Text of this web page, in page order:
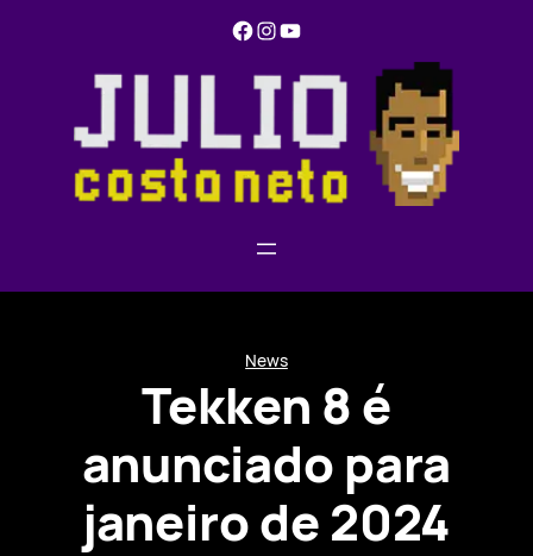
Facebook Instagram YouTube
News
Tekken 8 é
anunciado para
janeiro de 2024